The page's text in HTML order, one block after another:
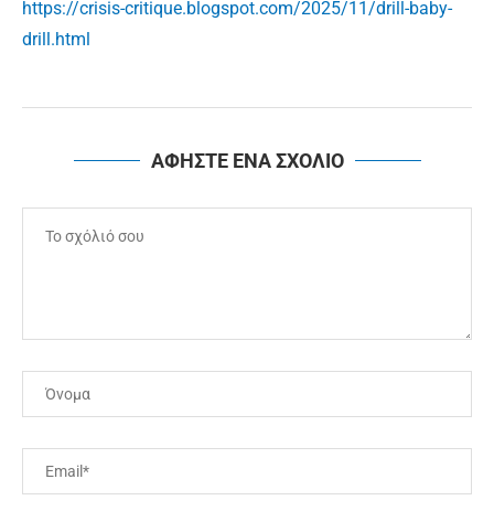
https://crisis-critique.blogspot.com/2025/11/drill-baby-
drill.html
ΑΦΗΣΤΕ ΕΝΑ ΣΧΟΛΙΟ